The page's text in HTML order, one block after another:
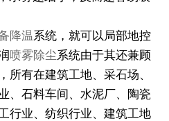
降温系统，就可以局部地控
喷雾除尘系统由于其还兼顾
所有在建筑工地、采石场、
、石料车间、水泥厂、陶瓷
行业、纺织行业、建筑工地